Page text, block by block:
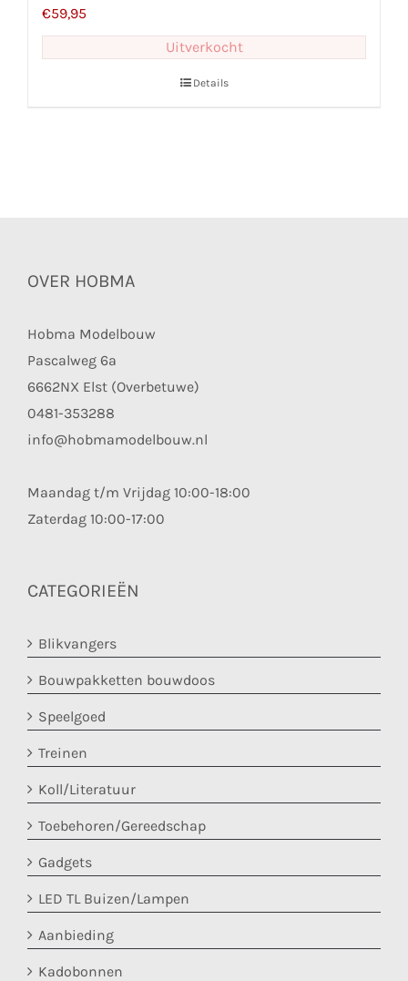
€59,95
Uitverkocht
Details
OVER HOBMA
Hobma Modelbouw
Pascalweg 6a
6662NX Elst (Overbetuwe)
0481-353288
info@hobmamodelbouw.nl
Maandag t/m Vrijdag 10:00-18:00
Zaterdag 10:00-17:00
CATEGORIEËN
Blikvangers
Bouwpakketten bouwdoos
Speelgoed
Treinen
Koll/Literatuur
Toebehoren/Gereedschap
Gadgets
LED TL Buizen/Lampen
Aanbieding
Kadobonnen